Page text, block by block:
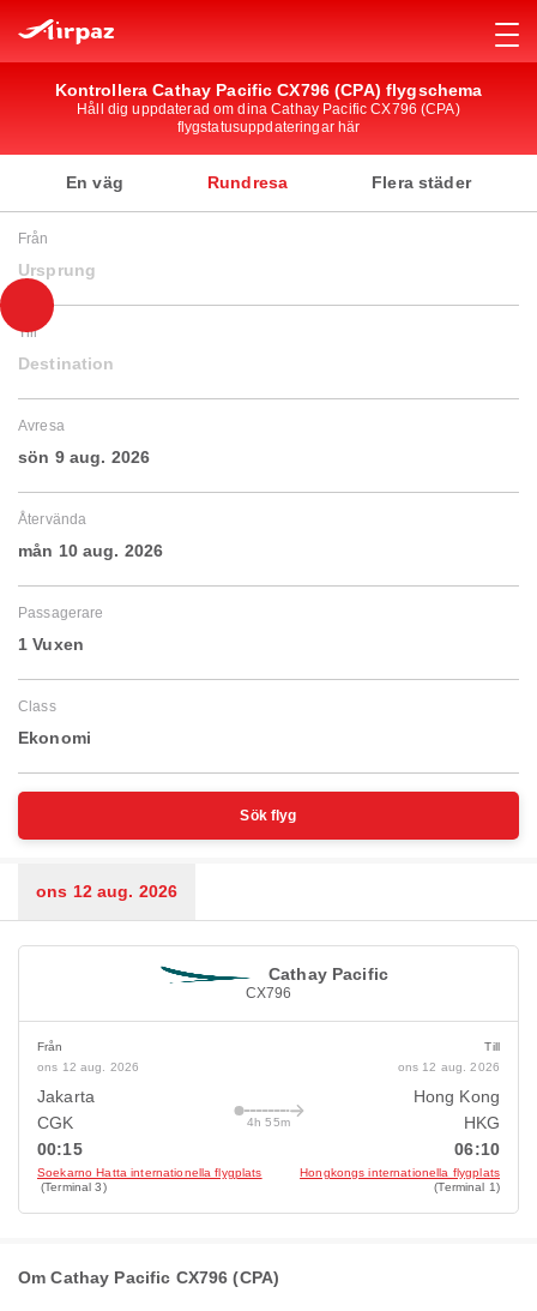
Kontrollera Cathay Pacific CX796 (CPA) flygschema
Håll dig uppdaterad om dina Cathay Pacific CX796 (CPA)
flygstatusuppdateringar här
En väg Rundresa Flera städer
Från
Ursprung
Till
Destination
Avresa
sön 9 aug. 2026
Återvända
mån 10 aug. 2026
Passagerare
1 Vuxen
Class
Ekonomi
Sök flyg
ons 12 aug. 2026
Cathay Pacific
CX796
Från
ons 12 aug. 2026
Jakarta
CGK
00:15
Soekarno Hatta internationella flygplats
(Terminal 3)
4h 55m
Till
ons 12 aug. 2026
Hong Kong
HKG
06:10
Hongkongs internationella flygplats
(Terminal 1)
Om Cathay Pacific CX796 (CPA)